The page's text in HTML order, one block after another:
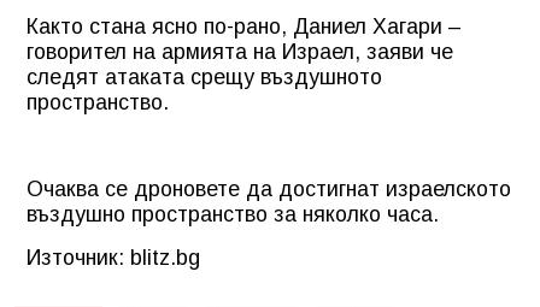
Както стана ясно по-рано, Даниел Хагари –
говорител на армията на Израел, заяви че
следят атаката срещу въздушното
пространство.
Очаква се дроновете да достигнат израелското
въздушно пространство за няколко часа.
Източник: blitz.bg